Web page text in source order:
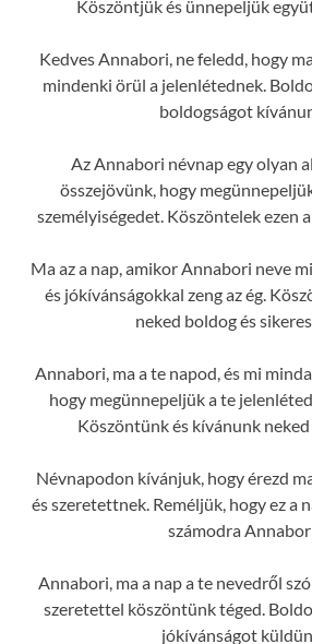
Köszöntjük és ünnepeljük
Kedves Annabori, ne feledd, hogy
mindenki örül a jelenlétednek.
boldogságot
Az Annabori névnap egy olyan
összejövünk, hogy
személyiségedet. Köszöntelek ezen
Ma az a nap, amikor Annabori neve
és jókívánságokkal zeng az ég.
neked boldog és
Annabori, ma a te napod, és mi
hogy megünnepeljük a te
Köszöntünk és kívánunk
Névnapodon kívánjuk, hogy érezd
és szeretettnek. Reméljük, hogy ez a
számodra
Annabori, ma a nap a te nevedről
szeretettel köszöntünk téged.
jókívánságot